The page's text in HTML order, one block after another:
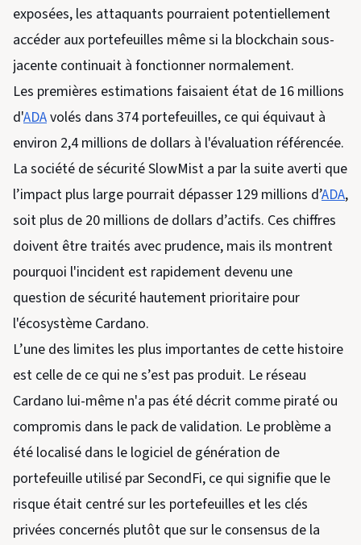
exposées, les attaquants pourraient potentiellement
accéder aux portefeuilles même si la blockchain sous-
jacente continuait à fonctionner normalement.
Les premières estimations faisaient état de 16 millions
d'ADAvolés dans 374 portefeuilles, ce qui équivaut à
environ 2,4 millions de dollars à l'évaluation référencée.
La société de sécurité SlowMist a par la suite averti que
l’impact plus large pourrait dépasser 129 millions d’ADA,
soit plus de 20 millions de dollars d’actifs. Ces chiffres
doivent être traités avec prudence, mais ils montrent
pourquoi l'incident est rapidement devenu une
question de sécurité hautement prioritaire pour
l'écosystème Cardano.
L’une des limites les plus importantes de cette histoire
est celle de ce qui ne s’est pas produit. Le réseau
Cardano lui-même n'a pas été décrit comme piraté ou
compromis dans le pack de validation. Le problème a
été localisé dans le logiciel de génération de
portefeuille utilisé par SecondFi, ce qui signifie que le
risque était centré sur les portefeuilles et les clés
privées concernés plutôt que sur le consensus de la